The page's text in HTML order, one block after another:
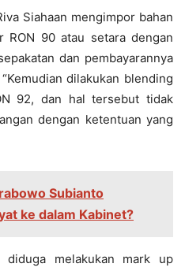
Siahaan mengimpor bahan
RON 90 atau setara dengan
dan pembayarannya
dilakukan blending
92, dan hal tersebut tidak
dengan ketentuan yang
Subianto
ke dalam Kabinet?
melakukan mark up